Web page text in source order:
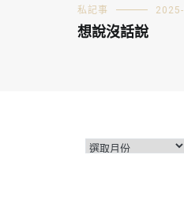
私記事
想說沒話說
彙